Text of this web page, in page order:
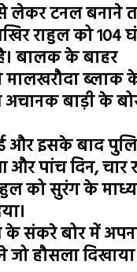
से लेकर टनल बनाने
राहुल को 104
बालक के बाहर
मालखरौदा ब्लाक
अचानक बाड़ी के
और इसके बाद
पांच दिन, चार
को सुरंग के
के संकरे बोर में
हौसला